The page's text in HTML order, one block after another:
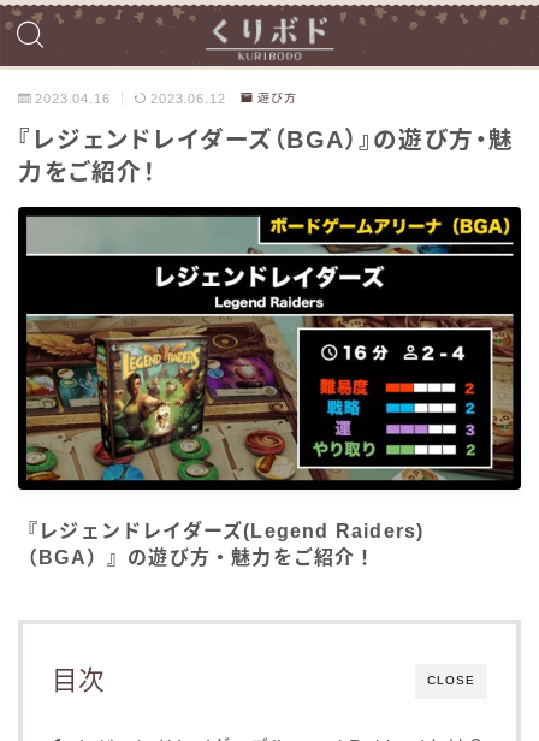
2023.04.16 2023.06.12 遊び方
『レジェンドレイダーズ（BGA）』の遊び方・魅
力をご紹介！
『レジェンドレイダーズ(Legend Raiders)
（BGA）』の遊び方・魅力をご紹介！
CLOSE
目次